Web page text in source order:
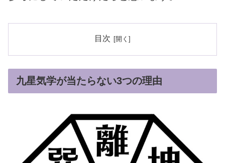
目次
九星気学が当たらない3つの理由